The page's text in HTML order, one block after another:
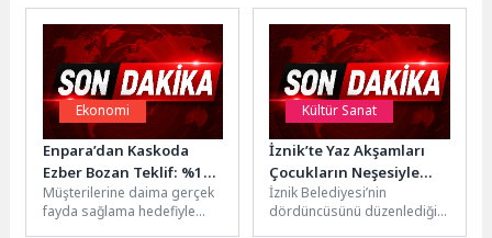
Ekonomi
Enpara’dan Kaskoda
Ezber Bozan Teklif: %15
Nakit İade
Müşterilerine daima gerçek
fayda sağlama hedefiyle
Kültür Sanat
İznik’te Yaz Akşamları
Çocukların Neşesiyle
Renkleniyor
İznik Belediyesi’nin
dördüncüsünü düzenlediği